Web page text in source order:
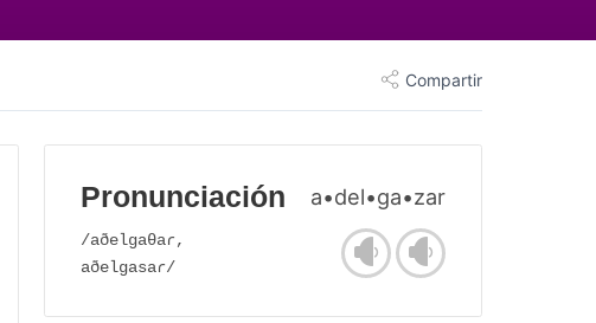
Compartir
Pronunciación a•del•ga•zar
/aðelgaθaɾ,
aðelgasaɾ/